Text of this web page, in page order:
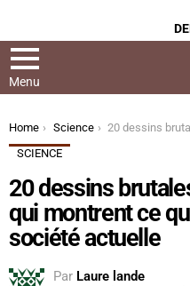
Menu
You are here:
Home Science
20 dessins brutales par Angel Boligán qui montrent ce qui cloche avec la
SCIENCE
20 dessins
qui montrent ce
société actuelle
Par Laure lande